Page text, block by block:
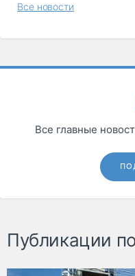
Все новости
Все главные
Публикации